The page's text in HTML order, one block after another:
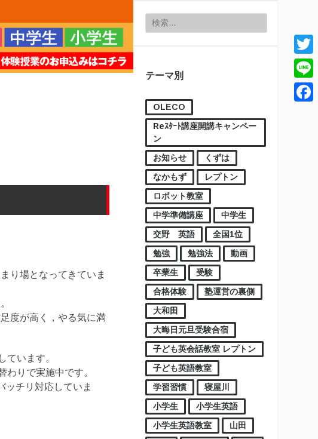
検索:
テーマ別
OLECO
Reｽﾀｰﾄ講座開講キャンペー
ン
お知らせ
くずは
なかもず
レプトン
ロボット教室
中学準備講座
中学生
交野 英語
全国1位
勉強
勉強法
動画
卒業生
受験
合格体験
塾運営の裏側
大和田
大晦日元旦受験合宿
子ども英会話教室 レプトン
子ども英語教室
学習習慣
寝屋川
小学生
小学生英語
小学生英語教室
山田
り場となってきていま
度が高く，やる気に満
ています。
りで実施中です。
ッチリ対応していま
Line